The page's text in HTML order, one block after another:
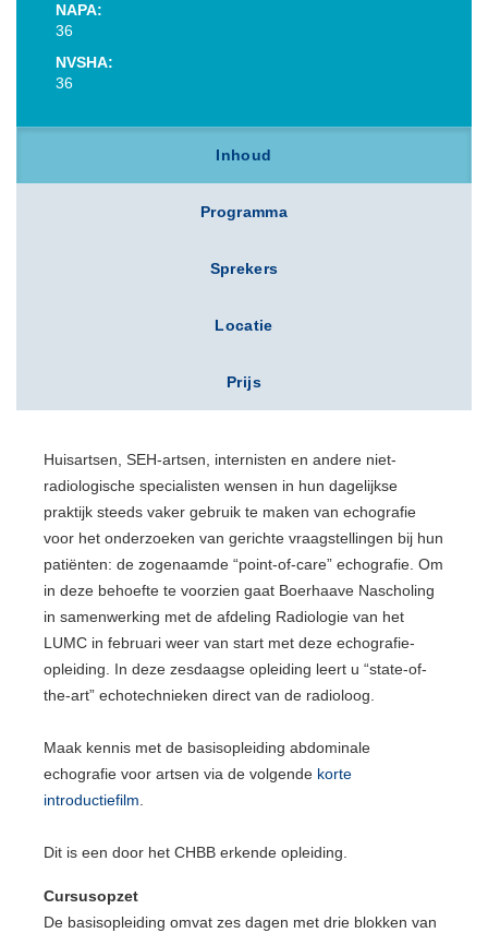
NAPA:
36
NVSHA:
36
Inhoud
Programma
Sprekers
Locatie
Prijs
Huisartsen, SEH-artsen, internisten en andere niet-
radiologische specialisten wensen in hun dagelijkse
praktijk steeds vaker gebruik te maken van echografie
voor het onderzoeken van gerichte vraagstellingen bij hun
patiënten: de zogenaamde “point-of-care” echografie. Om
in deze behoefte te voorzien gaat Boerhaave Nascholing
in samenwerking met de afdeling Radiologie van het
LUMC in februari weer van start met deze echografie-
opleiding. In deze zesdaagse opleiding leert u “state-of-
the-art” echotechnieken direct van de radioloog.
Maak kennis met de basisopleiding abdominale
echografie voor artsen via de volgende korte
introductiefilm
Dit is een door het CHBB erkende opleiding.
Cursusopzet
De basisopleiding omvat zes dagen met drie blokken van